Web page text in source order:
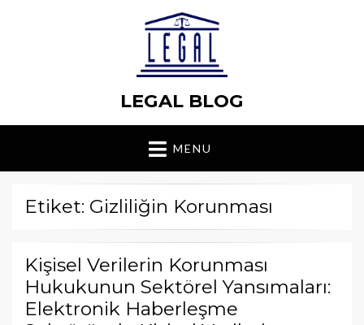
LEGAL BLOG
MENU
Etiket: Gizliliğin Korunması
Kişisel Verilerin Korunması
Hukukunun Sektörel Yansımaları:
Elektronik Haberleşme